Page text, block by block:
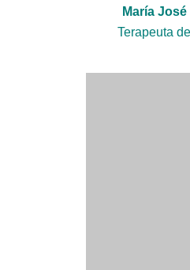
María
Terapeuta